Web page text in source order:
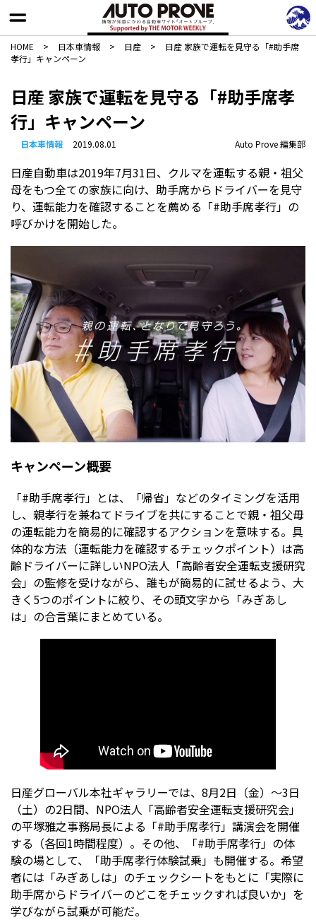
HOME > 日本車情報​ > 日産 >
日産 家族で運転を見守る「#助手席
孝行」キャンペーン
日産 家族で運転を見守る「#助手席孝
行」キャンペーン
日本車情報​ 2019.08.01 Auto Prove 編集部
日産自動車は2019年7月31日、クルマを運転する親・祖父
母をもつ全ての家族に向け、助手席からドライバーを見守
り、運転能力を確認することを薦める「#助手席孝行」の
呼びかけを開始した。
キャンペーン概要
「#助手席孝行」とは、「帰省」などのタイミングを活用
し、親孝行を兼ねてドライブを共にすることで親・祖父毋
の運転能力を簡易的に確認するアクションを意味する。具
体的な方法（運転能力を確認するチェックポイント）は高
齢ドライバーに詳しいNPO法人「高齢者安全運転支援研究
会」の監修を受けながら、誰もが簡易的に試せるよう、大
きく5つのポイントに絞り、その頭文字から「みぎあし
は」の合言葉にまとめている。
日産グローバル本社ギャラリーでは、8月2日（金）〜3日
（土）の2日間、NPO法人「高齢者安全運転支援研究会」
の平塚雅之事務局長による「#助手席孝行」講演会を開催
する（各回1時間程度）。その他、「#助手席孝行」の体
験の場として、「助手席孝行体験試乗」も開催する。希望
者には「みぎあしは」のチェックシートをもとに「実際に
助手席からドライバーのどこをチェックすれば良いか」を
学びながら試乗が可能だ。